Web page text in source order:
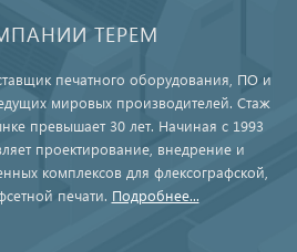
ТЕРЕМ
печатного оборудования, ПО и
мировых производителей. Стаж
превышает 30 лет. Начиная с 1993
проектирование, внедрение и
комплексов для флексографской,
печати. Подробнее...